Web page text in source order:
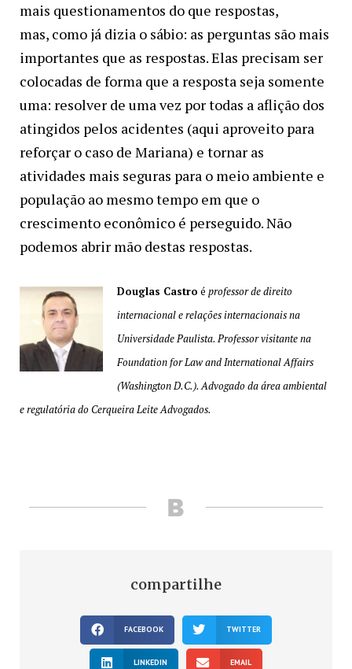
mais questionamentos do que respostas,
mas, como já dizia o sábio: as perguntas são mais
importantes que as respostas. Elas precisam ser
colocadas de forma que a resposta seja somente
uma: resolver de uma vez por todas a aflição dos
atingidos pelos acidentes (aqui aproveito para
reforçar o caso de Mariana) e tornar as
atividades mais seguras para o meio ambiente e
população ao mesmo tempo em que o
crescimento econômico é perseguido. Não
podemos abrir mão destas respostas.
Douglas Castro é professor de direito
internacional e relações internacionais na
Universidade Paulista. Professor visitante na
Foundation for Law and International Affairs
(Washington D.C.). Advogado da área ambiental
e regulatória do Cerqueira Leite Advogados.
compartilhe
FACEBOOK TWITTER
LINKEDIN EMAIL